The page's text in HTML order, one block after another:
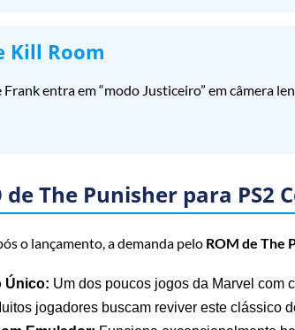
Kill Room
Frank entra em “modo Justiceiro” em câmera
de The Punisher para PS2
o lançamento, a demanda pelo ROM de The
Único: Um dos poucos jogos da Marvel com
jogadores buscam reviver este clássico